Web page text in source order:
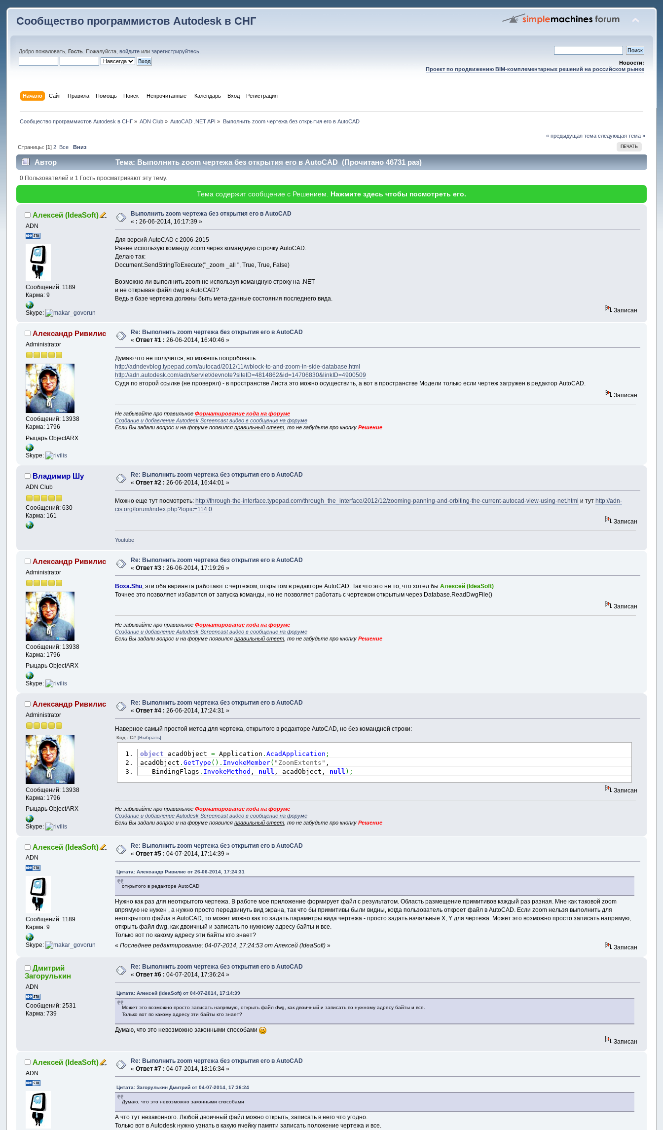
Сообщество программистов Autodesk в СНГ
Добро пожаловать,Гость . Пожалуйста,войдите илизарегистрируйтесь
Новости:
Проект по продвижению BIM-комплементарных решений на российском рынке
Начало Сайт Правила Помощь Поиск Непрочитанные Календарь Вход Регистрация
Сообщество программистов Autodesk в СНГ» ADN Club » AutoCAD .NET API » Выполнить zoom чертежа без открытия его в AutoCAD
« предыдущая тема следующая тема »
ПЕЧАТЬ
Страницы: [1] 2 Все Вниз
Автор Тема: Выполнить zoom чертежа без открытия его в AutoCAD (Прочитано 46731 раз)
0 Пользователей и 1 Гость просматривают эту тему.
Тема содержит сообщение с Решением. Нажмите здесь чтобы посмотреть его.
Алексей (IdeaSoft)
ADN
Сообщений: 1189
Карма: 9
Skype:
Выполнить zoom чертежа без открытия его в AutoCAD
« : 26-06-2014, 16:17:39 »
Для версий AutoCAD c 2006-2015
Ранее использую команду zoom через командную строчку AutoCAD.
Делаю так:
Document.SendStringToExecute("_zoom _all ", True, True, False)
Возможно ли выполнить zoom не используя командную строку на .NET
и не открывая файл dwg в AutoCAD?
Ведь в базе чертежа должны быть мета-данные состояния последнего вида.
Записан
Александр Ривилис
Administrator
Сообщений: 13938
Карма: 1796
Рыцарь ObjectARX
Skype:
Re: Выполнить zoom чертежа без открытия его в AutoCAD
«Ответ #1 : 26-06-2014, 16:40:46 »
Думаю что не получится, но можешь попробовать:
http://adndevblog.typepad.com/autocad/2012/11/wblock-to-and-zoom-in-side-database.html
http://adn.autodesk.com/adn/servlet/devnote?siteID=4814862&id=14706830&linkID=4900509
Судя по второй ссылке (не проверял) - в пространстве Листа это можно осуществить, а вот в пространстве Модели только если чертеж загружен в редактор AutoCAD.
Записан
Не забывайте про правильноеФорматирование кода на форуме
Создание и добавление Autodesk Screencast видео в сообщение на форуме
Если Вы задали вопрос и на форуме появилсяправильный ответ , то не забудьте про кнопкуРешение
Владимир Шу
ADN Club
Сообщений: 630
Карма: 161
Re: Выполнить zoom чертежа без открытия его в AutoCAD
«Ответ #2 : 26-06-2014, 16:44:01 »
Можно еще тут посмотреть: http://through-the-interface.typepad.com/through_the_interface/2012/12/zooming-panning-and-orbiting-the-current-autocad-view-using-net.html и тут http://adn-
cis.org/forum/index.php?topic=114.0
Записан
Youtube
Александр Ривилис
Administrator
Сообщений: 13938
Карма: 1796
Рыцарь ObjectARX
Skype:
Re: Выполнить zoom чертежа без открытия его в AutoCAD
«Ответ #3 : 26-06-2014, 17:19:26 »
Boxa.Shu , эти оба варианта работают с чертежом, открытом в редакторе AutoCAD. Так что это не то, что хотел быАлексей (IdeaSoft)
Точнее это позволяет избавится от запуска команды, но не позволяет работать с чертежом открытым через Database.ReadDwgFile()
Записан
Не забывайте про правильноеФорматирование кода на форуме
Создание и добавление Autodesk Screencast видео в сообщение на форуме
Если Вы задали вопрос и на форуме появилсяправильный ответ , то не забудьте про кнопкуРешение
Александр Ривилис
Administrator
Сообщений: 13938
Карма: 1796
Рыцарь ObjectARX
Skype:
Re: Выполнить zoom чертежа без открытия его в AutoCAD
«Ответ #4 : 26-06-2014, 17:24:31 »
Наверное самый простой метод для чертежа, открытого в редакторе AutoCAD, но без командной строки:
Код - C#[Выбрать]
object acadObject = Application .AcadApplication ;
acadObject .GetType ( ) . InvokeMember( "ZoomExtents" ,
BindingFlags . InvokeMethod , null , acadObject, null ) ;
Записан
Не забывайте про правильноеФорматирование кода на форуме
Создание и добавление Autodesk Screencast видео в сообщение на форуме
Если Вы задали вопрос и на форуме появилсяправильный ответ, то не забудьте про кнопкуРешение
Алексей (IdeaSoft)
ADN
Сообщений: 1189
Карма: 9
Skype:
Re: Выполнить zoom чертежа без открытия его в AutoCAD
«Ответ #5 : 04-07-2014, 17:14:39 »
Цитата: Александр Ривилис от 26-06-2014, 17:24:31
открытого в редакторе AutoCAD
Нужно как раз для неоткрытого чертежа. В работе мое приложение формирует файл с результатом. Область размещение примитивов каждый раз разная. Мне как таковой zoоm
впрямую не нужен , а нужно просто передвинуть вид экрана, так что бы примитивы были видны, когда пользователь откроет файл в AutoCAD. Если zoom нельзя выполнить для
неоткрытого файла в AutoCAD, то может можно как то задать параметры вида чертежа - просто задать начальные X, Y для чертежа. Может это возможно просто записать напрямую,
открыть файл dwg, как двоичный и записать по нужному адресу байты и все.
Только вот по какому адресу эти байты кто знает?
«Последнее редактирование: 04-07-2014, 17:24:53 от Алексей (IdeaSoft) » Записан
Дмитрий
Загорулькин
ADN
Сообщений: 2531
Карма: 739
Re: Выполнить zoom чертежа без открытия его в AutoCAD
«Ответ #6 : 04-07-2014, 17:36:24 »
Цитата: Алексей (IdeaSoft) от 04-07-2014, 17:14:39
Может это возможно просто записать напрямую, открыть файл dwg, как двоичный и записать по нужному адресу байты и все.
Только вот по какому адресу эти байты кто знает?
Думаю, что это невозможно законными способами
Записан
Алексей (IdeaSoft)
ADN
Re: Выполнить zoom чертежа без открытия его в AutoCAD
«Ответ #7 : 04-07-2014, 18:16:34 »
Цитата: Загорулькин Дмитрий от 04-07-2014, 17:36:24
Думаю, что это невозможно законными способами
А что тут незаконного. Любой двоичный файл можно открыть, записать в него что угодно.
Только вот в Autodesk нужно узнать в какую ячейку памяти записать положение чертежа и все.